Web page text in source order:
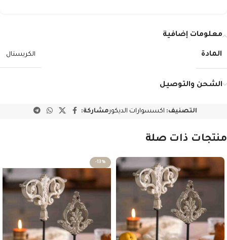
معلومات إضافية
المادة الكريستال
الشحن والتوصيل
التصنيف: اكسسوارات الديكورمشاركة:
منتجات ذات صلة
-13%